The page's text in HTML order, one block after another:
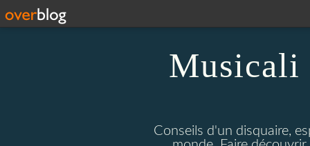
Musicali
Conseils d'un disquaire,